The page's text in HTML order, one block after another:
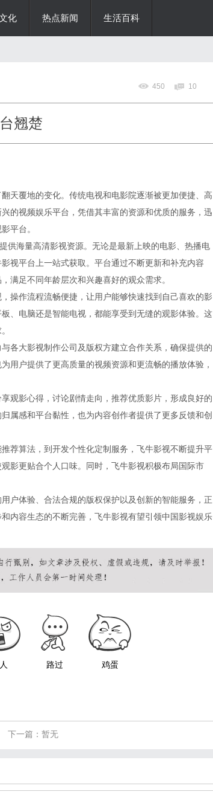
化 热点新闻 生活百科
450 10
翘楚
天覆地的变化。传统电视和电影院逐渐被更加便捷、高
的视频娱乐平台，凭借其丰富的资源和优质的服务，迅
平台。
供海量高清影视资源。无论是最新上映的电影、热播电
视平台上一站式获取。平台通过不断更新和补充内容
满足不同年龄层次和兴趣喜好的观众需求。
操作流程流畅便捷，让用户能够快速找到自己喜欢的影
、电脑还是智能电视，都能享受到无缝的观影体验。这
各大影视制作公司及版权方建立合作关系，确保提供的
用户提供了更高质量的视频资源和更流畅的播放体验，
观影心得，讨论剧情走向，推荐优质影片，形成良好的
属感和平台黏性，也为内容创作者提供了更多反馈和创
荐算法，到开发个性化定制服务，飞牛影视不断提升平
影更贴合个人口味。同时，飞牛影视积极布局国际市
户体验、合法合规的版权保护以及创新的智能服务，正
内容生态的不断完善，飞牛影视有望引领中国影视娱乐
路过 鸡蛋
下一篇：暂无